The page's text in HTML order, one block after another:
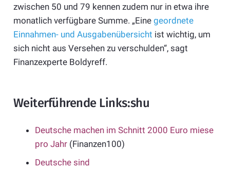
zwischen 50 und 79 kennen zudem nur in etwa ihre
monatlich verfügbare Summe. „Eine geordnete
Einnahmen- und Ausgabenübersicht ist wichtig, um
sich nicht aus Versehen zu verschulden“, sagt
Finanzexperte Boldyreff.
Weiterführende Links:shu
Deutsche machen im Schnitt 2000 Euro miese
pro Jahr (Finanzen100)
Deutsche sind